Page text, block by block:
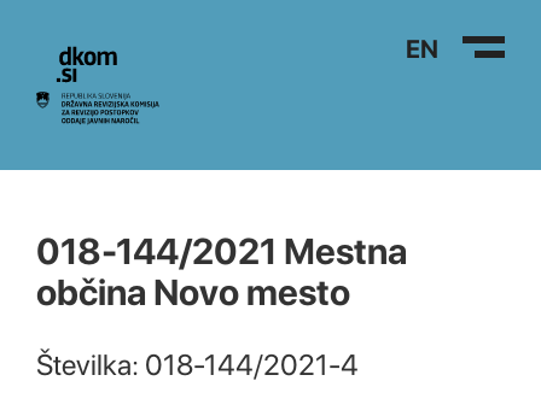
Na vsebino EN
018-144/2021 Mestna
občina Novo mesto
Številka: 018-144/2021-4